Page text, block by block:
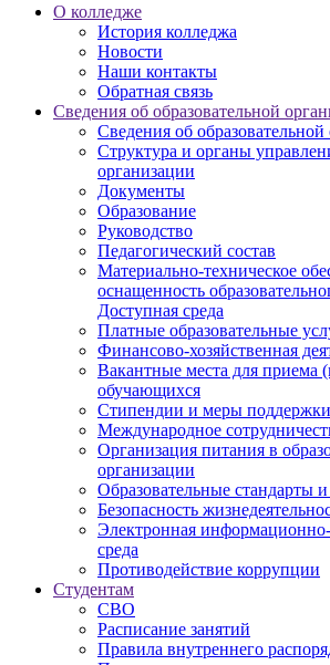
О колледже
История колледжа
Новости
Наши контакты
Обратная связь
Сведения об образовательной
Сведения об образовательной
Структура и органы
организации
Документы
Образование
Руководство
Педагогический состав
Материально-техническое
оснащенность
Доступная среда
Платные образовательные
Финансово-хозяйственная
Вакантные места для приема
обучающихся
Стипендии и меры
Международное
Организация питания в
организации
Образовательные стандарты
Безопасность
Электронная информационно-
среда
Противодействие коррупции
Студентам
СВО
Расписание занятий
Правила внутреннего